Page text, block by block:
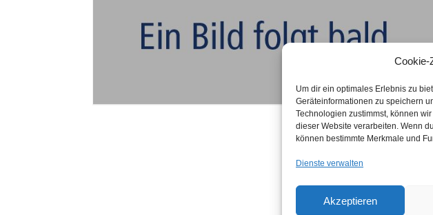
Cookie-
Um dir ein optimales Erlebnis zu
Geräteinformationen zu speichern
Technologien zustimmst, können
dieser Website verarbeiten. Wenn
können bestimmte Merkmale und
Dienste verwalten
Akzeptieren